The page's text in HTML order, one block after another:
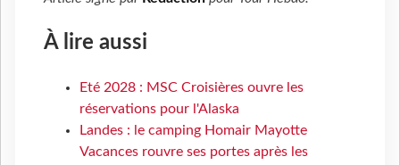
À lire aussi
Eté 2028 : MSC Croisières ouvre les
réservations pour l'Alaska
Landes : le camping Homair Mayotte
Vacances rouvre ses portes après les